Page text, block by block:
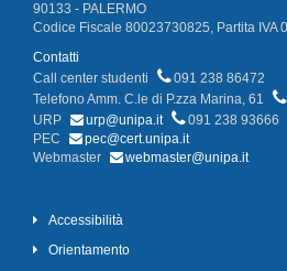
90133 - PALERMO
Codice Fiscale 80023730825, Partita IVA
Contatti
Call center studenti
091 238 86472
Telefono Amm. C.le di P.zza Marina, 61
URP
urp@unipa.it
091 238 93666
PEC
pec@cert.unipa.it
Webmaster
webmaster@unipa.it
Accessibilità
Orientamento